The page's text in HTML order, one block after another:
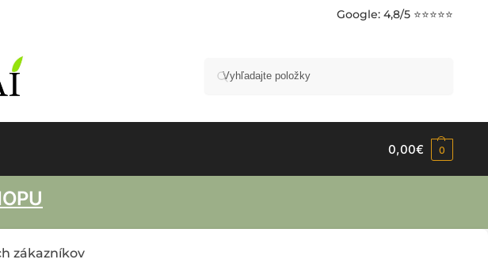
Google: 4,8/5 ⭐⭐⭐⭐⭐
0,00€ 0
zákazníkov